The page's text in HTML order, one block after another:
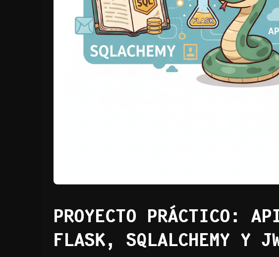
PROYECTO PRÁCTICO:
FLASK, SQLALCHEMY Y